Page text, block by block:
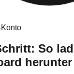
So
herunter